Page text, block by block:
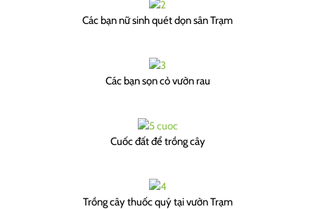
Các bạn nữ sinh quét dọn sân Trạm
Các bạn sọn cỏ vườn rau
Cuốc đất để trồng cây
Trồng cây thuốc quý tại vườn Trạm